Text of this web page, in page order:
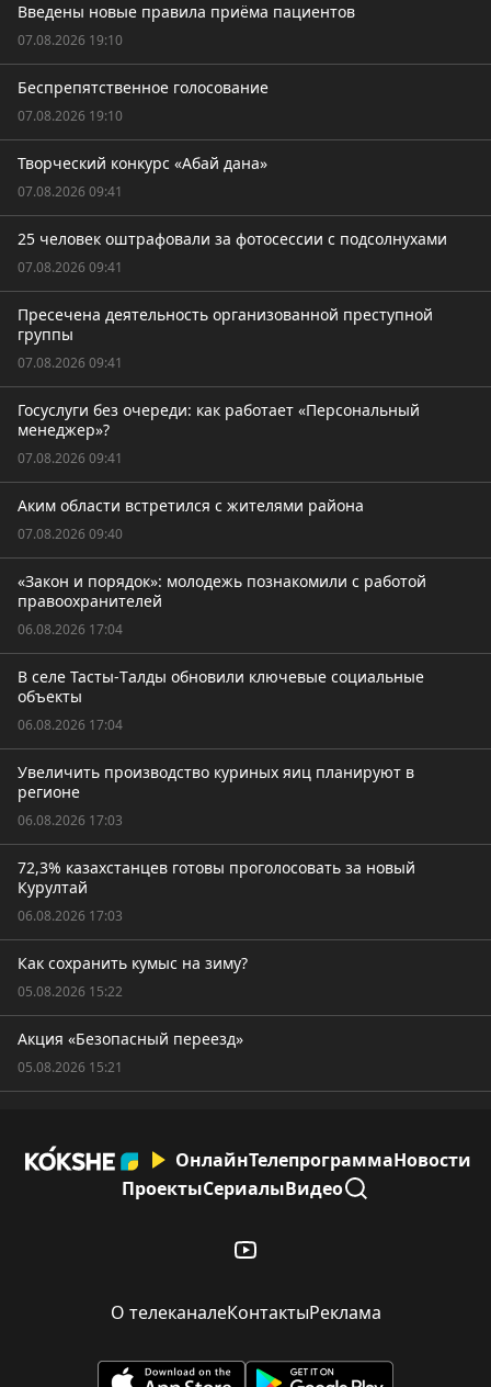
Введены новые правила приёма пациентов
07.08.2026 19:10
Беспрепятственное голосование
07.08.2026 19:10
Творческий конкурс «Абай дана»
07.08.2026 09:41
25 человек оштрафовали за фотосессии с подсолнухами
07.08.2026 09:41
Пресечена деятельность организованной преступной
группы
07.08.2026 09:41
Госуслуги без очереди: как работает «Персональный
менеджер»?
07.08.2026 09:41
Аким области встретился с жителями района
07.08.2026 09:40
«Закон и порядок»: молодежь познакомили с работой
правоохранителей
06.08.2026 17:04
В селе Тасты-Tалды обновили ключевые социальные
объекты
06.08.2026 17:04
Увеличить производство куриных яиц планируют в
регионе
06.08.2026 17:03
72,3% казахстанцев готовы проголосовать за новый
Курултай
06.08.2026 17:03
Как сохранить кумыс на зиму?
05.08.2026 15:22
Акция «Безопасный переезд»
05.08.2026 15:21
ОнлайнТелепрограммаНовости
ПроектыСериалыВидео
О телеканалеКонтактыРеклама